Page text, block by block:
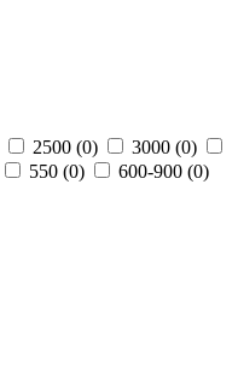
2500 (0) 3000 (0)
550 (0) 600-900 (0)